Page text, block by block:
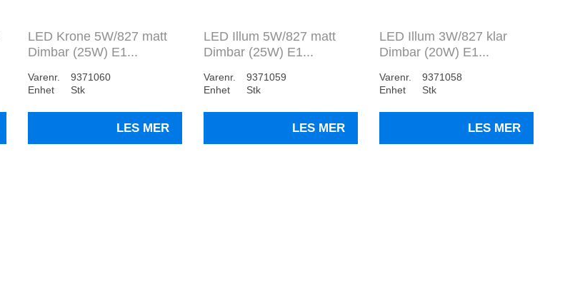
LED Krone 5W/827 matt
Dimbar (25W) E1...
Varenr.
9371060
Enhet
Stk
LES MER
LED Illum 5W/827 matt
Dimbar (25W) E1...
Varenr.
9371059
Enhet
Stk
LES MER
LED Illum 3W/827 klar
Dimbar (20W) E1...
Varenr.
9371058
Enhet
Stk
LES MER